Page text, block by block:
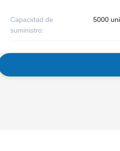
Capacidad de
suministro:
5000